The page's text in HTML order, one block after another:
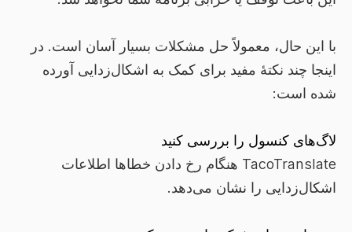
با این حال، معمولاً حل مشکلات بسیار آسان است. در
اینجا چند نکتهٔ مفید برای کمک به اشکال‌زدایی آورده
شده است:
لاگ‌های کنسول را بررسی کنید
TacoTranslate هنگام رخ دادن خطاها اطلاعات
اشکال‌زدایی را نشان می‌دهد.